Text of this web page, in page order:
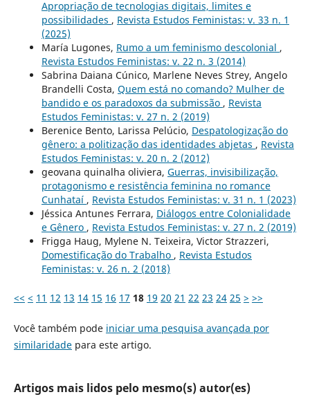
Apropriação de tecnologias digitais, limites e
possibilidades , Revista Estudos Feministas: v. 33 n. 1
(2025)
María Lugones, Rumo a um feminismo descolonial ,
Revista Estudos Feministas: v. 22 n. 3 (2014)
Sabrina Daiana Cúnico, Marlene Neves Strey, Angelo
Brandelli Costa, Quem está no comando? Mulher de
bandido e os paradoxos da submissão , Revista
Estudos Feministas: v. 27 n. 2 (2019)
Berenice Bento, Larissa Pelúcio, Despatologização do
gênero: a politização das identidades abjetas , Revista
Estudos Feministas: v. 20 n. 2 (2012)
geovana quinalha oliviera, Guerras, invisibilização,
protagonismo e resistência feminina no romance
Cunhataí , Revista Estudos Feministas: v. 31 n. 1 (2023)
Jéssica Antunes Ferrara, Diálogos entre Colonialidade
e Gênero , Revista Estudos Feministas: v. 27 n. 2 (2019)
Frigga Haug, Mylene N. Teixeira, Victor Strazzeri,
Domestificação do Trabalho , Revista Estudos
Feministas: v. 26 n. 2 (2018)
<< < 11 12 13 14 15 16 17 18 19 20 21 22 23 24 25 > >>
Você também pode iniciar uma pesquisa avançada por
similaridadepara este artigo.
Artigos mais lidos pelo mesmo(s) autor(es)